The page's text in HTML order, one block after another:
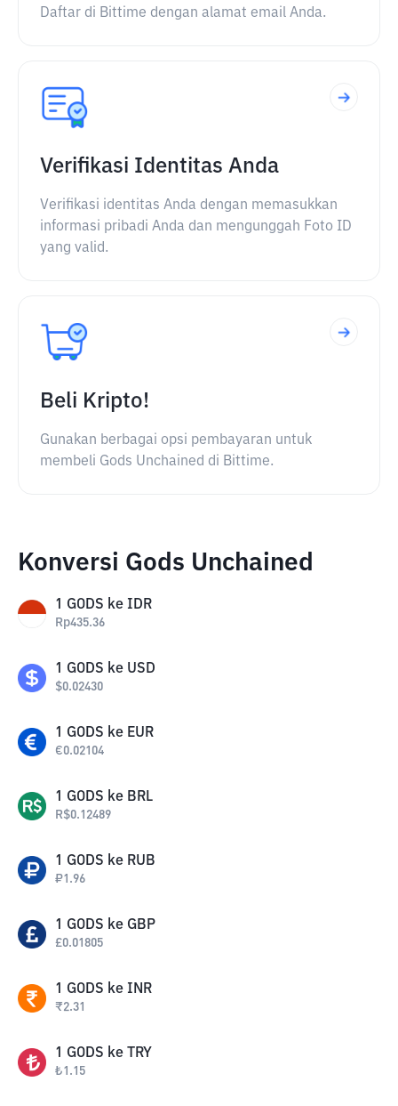
Daftar di Bittime dengan alamat email Anda.
Verifikasi Identitas Anda
Verifikasi identitas Anda dengan memasukkan
informasi pribadi Anda dan mengunggah Foto ID
yang valid.
Beli Kripto!
Gunakan berbagai opsi pembayaran untuk
membeli Gods Unchained di Bittime.
Konversi Gods Unchained
1 GODS ke IDR
Rp435.36
1 GODS ke USD
$0.02430
1 GODS ke EUR
€0.02104
1 GODS ke BRL
R$0.12489
1 GODS ke RUB
₽1.96
1 GODS ke GBP
£0.01805
1 GODS ke INR
₹2.31
1 GODS ke TRY
₺1.15